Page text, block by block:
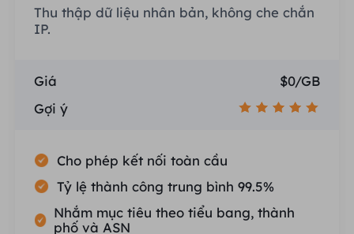
Thu thập dữ liệu nhân bản, không che chắn
IP.
Giá
$0/GB
Gợi ý
Cho phép kết nối toàn cầu
Tỷ lệ thành công trung bình 99.5%
Nhắm mục tiêu theo tiểu bang, thành
phố và ASN